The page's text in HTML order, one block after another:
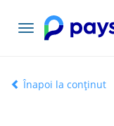
Comutați
navigarea
Înapoi la conținut